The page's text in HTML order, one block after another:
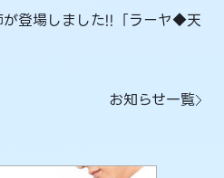
登場しました!!「ラーヤ◆天
お知らせ一覧